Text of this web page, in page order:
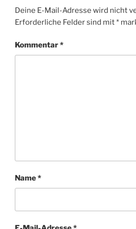
Deine E-Mail-Adresse wird nicht
Erforderliche Felder sind mit*
Kommentar*
Name*